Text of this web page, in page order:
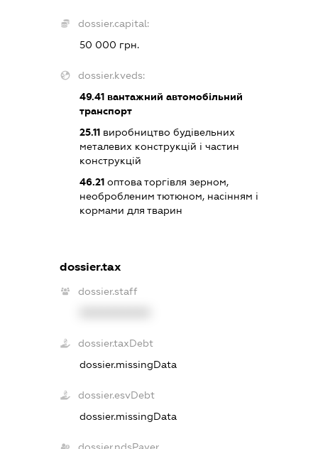
dossier.capital:
50 000 грн.
dossier.kveds:
49.41вантажний автомобільний
транспорт
25.11виробництво будівельних
металевих конструкцій і частин
конструкцій
46.21оптова торгівля зерном,
необробленим тютюном, насінням і
кормами для тварин
dossier.tax
dossier.staff
dossier.taxDebt
dossier.missingData
dossier.esvDebt
dossier.missingData
dossier.ndsPayer